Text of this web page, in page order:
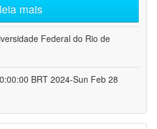
leia mais
Federal do Rio de
BRT 2024-Sun Feb 28